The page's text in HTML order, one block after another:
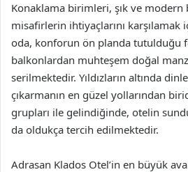
Konaklama birimleri, şık ve modern
misafirlerin ihtiyaçlarını
oda, konforun ön planda tutulduğu
balkonlardan muhteşem doğal
serilmektedir. Yıldızların altında
çıkarmanın en güzel yollarından
grupları ile gelindiğinde, otelin
da oldukça tercih edilmektedir.
Adrasan Klados Otel’in en büyük